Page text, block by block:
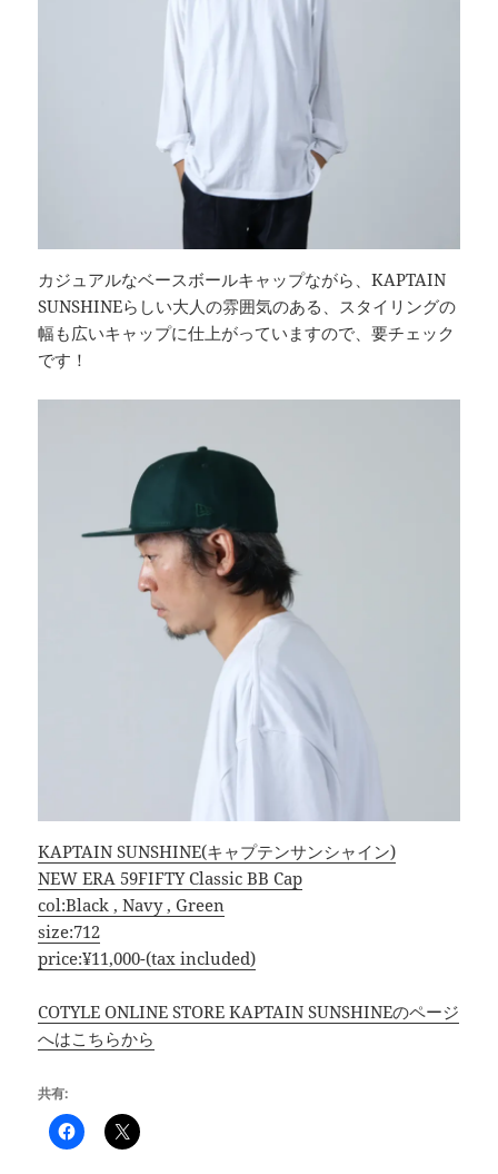
カジュアルなベースボールキャップながら、KAPTAIN
SUNSHINEらしい大人の雰囲気のある、スタイリングの
幅も広いキャップに仕上がっていますので、要チェック
です！
KAPTAIN SUNSHINE(キャプテンサンシャイン)
NEW ERA 59FIFTY Classic BB Cap
col:Black , Navy , Green
size:712
price:¥11,000-(tax included)
COTYLE ONLINE STORE KAPTAIN SUNSHINEのページ
へはこちらから
共有: